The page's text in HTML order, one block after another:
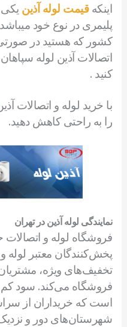
اینکهقیمت لوله آذین
پلیمری در نوع خود
کشور که هستید در
اتصالات آذین لوله
کنید .
با خرید لوله و اتصالات
را به راحتی کاهش دهید.
نمایندگی لوله آذین در تهران
فروشگاه لوله و اتصالات
پخش‌کنندگان معتبر لوله
تخفیف‌های ویژه،
فروشگاه می‌کند. سود
است که خریداران از
شهرستان‌های دور و